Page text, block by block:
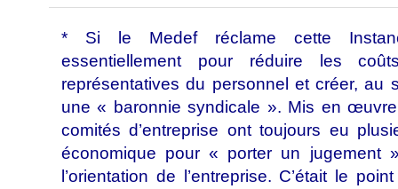
* Si le Medef réclame cette
essentiellement pour réduire les
représentatives du personnel et créer, au
une « baronnie syndicale ». Mis en
comités d’entreprise ont toujours eu
économique pour « porter un jugement
l’orientation de l’entreprise. C’était le